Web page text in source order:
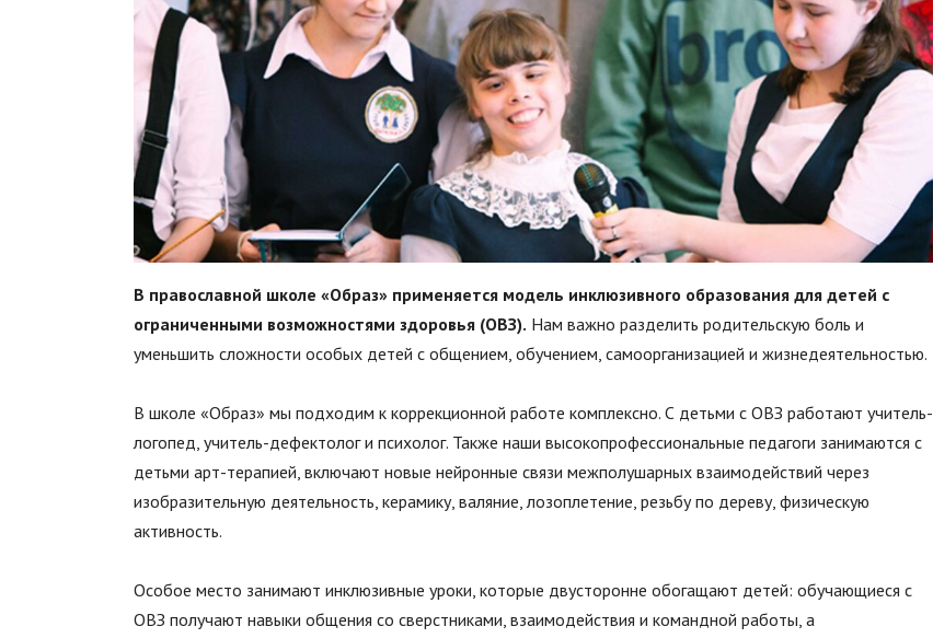
В православной школе «Образ» применяется модель инклюзивного образования для детей с
ограниченными возможностями здоровья (ОВЗ). Нам важно разделить родительскую боль и
уменьшить сложности особых детей с общением, обучением, самоорганизацией и жизнедеятельностью.
В школе «Образ» мы подходим к коррекционной работе комплексно. С детьми с ОВЗ работают учитель-
логопед, учитель-дефектолог и психолог. Также наши высокопрофессиональные педагоги занимаются с
детьми арт-терапией, включают новые нейронные связи межполушарных взаимодействий через
изобразительную деятельность, керамику, валяние, лозоплетение, резьбу по дереву, физическую
активность.
Особое место занимают инклюзивные уроки, которые двусторонне обогащают детей: обучающиеся с
ОВЗ получают навыки общения со сверстниками, взаимодействия и командной работы, а